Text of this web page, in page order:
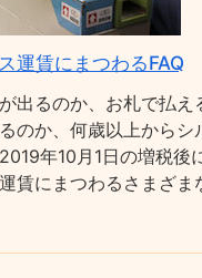
運賃にまつわるFAQ
出るのか、お札で払え
のか、何歳以上からシ
年10月1日の増税後
賃にまつわるさまざま